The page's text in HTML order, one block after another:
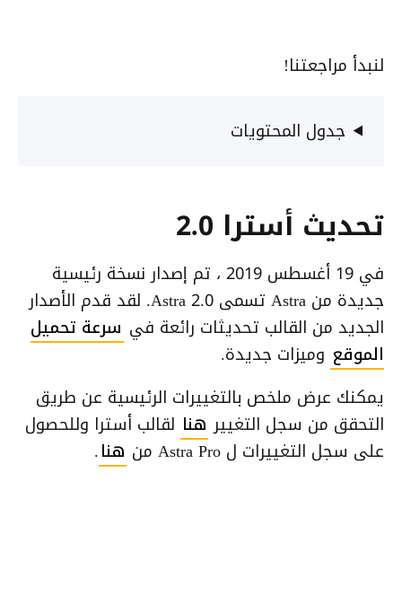
لنبدأ مراجعتنا!
جدول المحتويات
تحديث أسترا 2.0
في 19 أغسطس 2019 ، تم إصدار نسخة رئيسية
جديدة من Astra تسمى Astra 2.0. لقد قدم الأصدار
الجديد من القالب تحديثات رائعة في سرعة تحميل
الموقع وميزات جديدة.
يمكنك عرض ملخص بالتغييرات الرئيسية عن طريق
التحقق من سجل التغيير هنا لقالب أسترا وللحصول
على سجل التغييرات ل Astra Pro من
هنا.